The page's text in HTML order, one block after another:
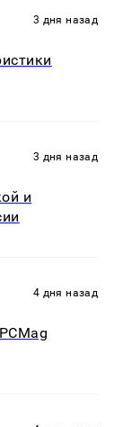
3 дня назад
3 дня назад
и
4 дня назад